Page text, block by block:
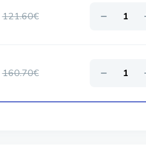
121.60€
160.70€